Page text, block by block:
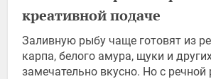
креативной подаче
Заливную рыбу чаще готовят из
карпа, белого амура, щуки и
замечательно вкусно. Но с речной